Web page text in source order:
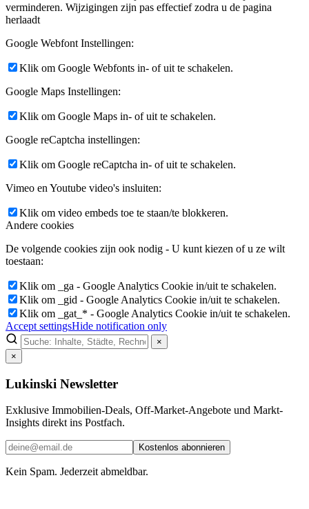
verminderen. Wijzigingen zijn pas effectief zodra u de pagina
herlaadt
Google Webfont Instellingen:
Klik om Google Webfonts in- of uit te schakelen.
Google Maps Instellingen:
Klik om Google Maps in- of uit te schakelen.
Google reCaptcha instellingen:
Klik om Google reCaptcha in- of uit te schakelen.
Vimeo en Youtube video's insluiten:
Klik om video embeds toe te staan/te blokkeren.
Andere cookies
De volgende cookies zijn ook nodig - U kunt kiezen of u ze wilt
toestaan:
Klik om _ga - Google Analytics Cookie in/uit te schakelen.
Klik om _gid - Google Analytics Cookie in/uit te schakelen.
Klik om _gat_* - Google Analytics Cookie in/uit te schakelen.
Accept settingsHide notification only
×
×
Lukinski Newsletter
Exklusive Immobilien-Deals, Off-Market-Angebote und Markt-
Insights direkt ins Postfach.
Kostenlos abonnieren
Kein Spam. Jederzeit abmeldbar.